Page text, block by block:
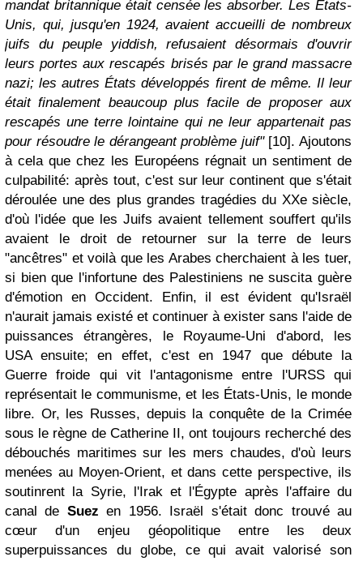
mandat britannique était censée les absorber. Les États-
Unis, qui, jusqu'en 1924, avaient accueilli de nombreux
juifs du peuple yiddish, refusaient désormais d'ouvrir
leurs portes aux rescapés brisés par le grand massacre
nazi; les autres États développés firent de même. Il leur
était finalement beaucoup plus facile de proposer aux
rescapés une terre lointaine qui ne leur appartenait pas
pour résoudre le dérangeant problème juif"[10]. Ajoutons
à cela que chez les Européens régnait un sentiment de
culpabilité: après tout, c'est sur leur continent que s'était
déroulée une des plus grandes tragédies du XXe siècle,
d'où l'idée que les Juifs avaient tellement souffert qu'ils
avaient le droit de retourner sur la terre de leurs
"ancêtres" et voilà que les Arabes cherchaient à les tuer,
si bien que l'infortune des Palestiniens ne suscita guère
d'émotion en Occident. Enfin, il est évident qu'Israël
n'aurait jamais existé et continuer à exister sans l'aide de
puissances étrangères, le Royaume-Uni d'abord, les
USA ensuite; en effet, c'est en 1947 que débute la
Guerre froide qui vit l'antagonisme entre l'URSS qui
représentait le communisme, et les États-Unis, le monde
libre. Or, les Russes, depuis la conquête de la Crimée
sous le règne de Catherine II, ont toujours recherché des
débouchés maritimes sur les mers chaudes, d'où leurs
menées au Moyen-Orient, et dans cette perspective, ils
soutinrent la Syrie, l'Irak et l'Égypte après l'affaire du
canal de Suez en 1956. Israël s'était donc trouvé au
cœur d'un enjeu géopolitique entre les deux
superpuissances du globe, ce qui avait valorisé son